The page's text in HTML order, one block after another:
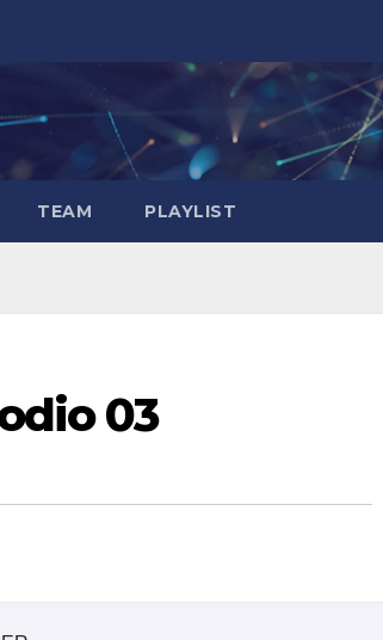
TEAM PLAYLIST
03